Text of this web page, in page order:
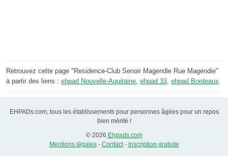
Retrouvez cette page "Residence-Club Senoir Magendie Rue Magendie"
à partir des liens : ehpad Nouvelle-Aquitaine, ehpad 33, ehpad Bordeaux.
EHPADs.com, tous les établissements pour personnes âgées pour un repos
bien mérité !
© 2026 Ehpads.com
Mentions légales- Contact- Inscription gratuite